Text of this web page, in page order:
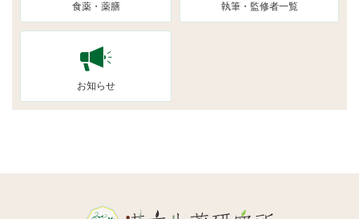
食薬・薬膳 執筆・監修者一覧
お知らせ